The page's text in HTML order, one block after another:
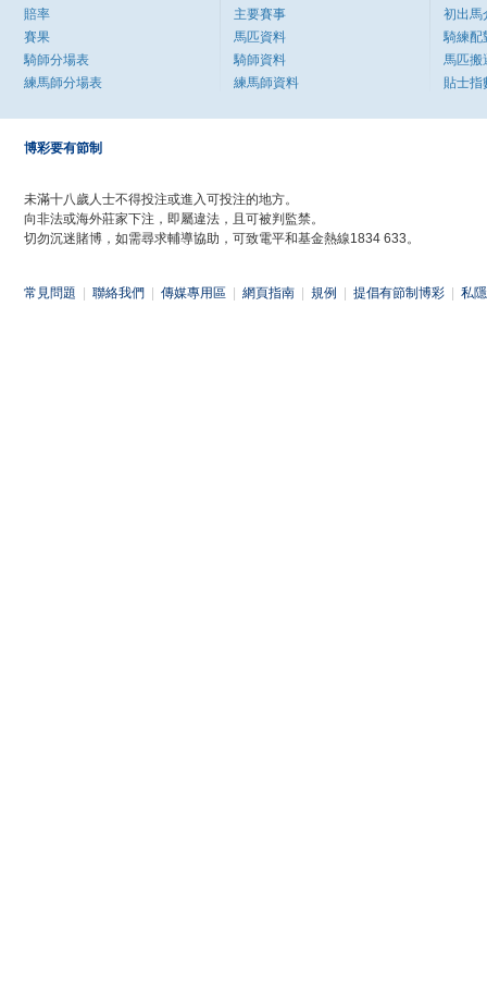
賠率
賽果
騎師分場表
練馬師分場表
主要賽事
馬匹資料
騎師資料
練馬師資料
初出馬
騎練配
馬匹搬
貼士指
博彩要有節制
未滿十八歲人士不得投注或進入可投注的地方。
向非法或海外莊家下注，即屬違法，且可被判監禁。
切勿沉迷賭博，如需尋求輔導協助，可致電平和基金熱線1834 633。
常見問題 聯絡我們 傳媒專用區 網頁指南 規例 提倡有節制博彩 私